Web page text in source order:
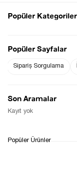
OVERSIZE DOĞAL DOKULU
Popüler Kategoriler
Popüler Sayfalar
Sipariş Sorgulama
Son Aramalar
Kayıt yok
Popüler Ürünler